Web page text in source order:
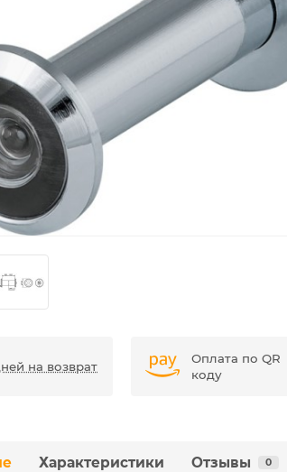
на возврат
Оплата по QR
коду
Характеристики Отзывы 0